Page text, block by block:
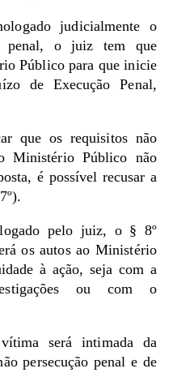
judicialmente o
penal, o juiz tem que
Público para que inicie
de Execução Penal,
que os requisitos não
Ministério Público não
é possível recusar a
pelo juiz, o § 8º
os autos ao Ministério
à ação, seja com a
ou com o
será intimada da
persecução penal e de